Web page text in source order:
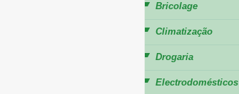
Bricolage
Climatização
Drogaria
Electrodomésticos